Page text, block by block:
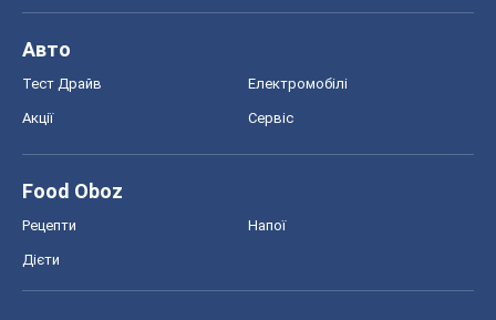
Авто
Тест Драйв Електромобілі
Акції Сервіс
Food Oboz
Рецепти Напої
Дієти